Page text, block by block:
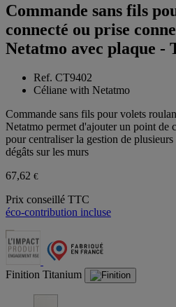
Commande sans fils
connecté ou prise
Netatmo avec plaque -
Ref. CT9402
Céliane with Netatmo
Commande sans fils pour volets
Netatmo permet d'ajouter un point de
pour centraliser la gestion de
dégâts sur les murs
67,62 €
Prix conseillé TTC
éco-contribution incluse
Finition Titanium